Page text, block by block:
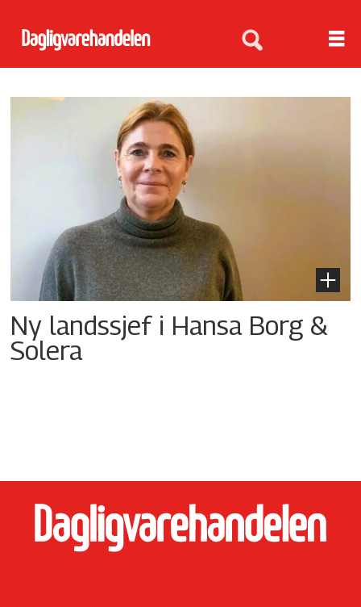
Tag:
lars
Ny landssjef i Hansa Borg &
Solera